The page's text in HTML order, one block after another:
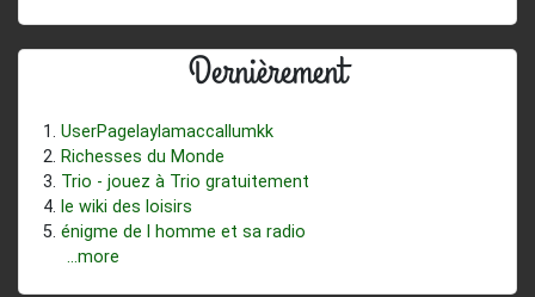
Dernièrement
UserPagelaylamaccallumkk
Richesses du Monde
Trio - jouez à Trio gratuitement
le wiki des loisirs
énigme de l homme et sa radio
...more